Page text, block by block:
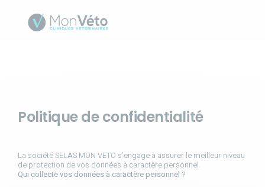
Politique de confidentialité
La société SELAS MON VETO s’engage à assurer le meilleur niveau
de protection de vos données à caractère personnel.
Qui collecte vos données à caractère personnel ?